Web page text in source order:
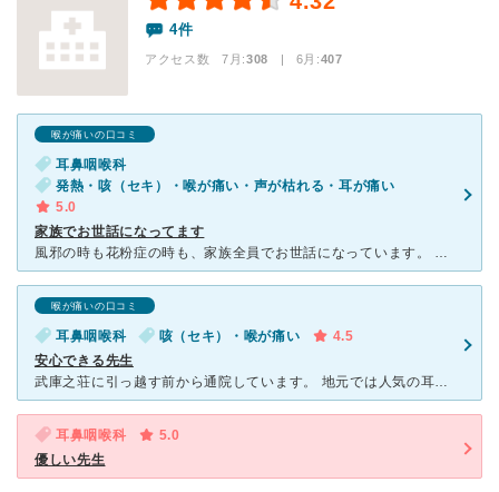
4件
アクセス数 7月:308 | 6月:407
喉が痛いの口コミ
耳鼻咽喉科
発熱・咳（セキ）・喉が痛い・声が枯れる・耳が痛い
5.0
家族でお世話になってます
風邪の時も花粉症の時も、家族全員でお世話になっています。 先生はベテランの方で、無知の私たちがわかるように説明してくださいます。 お薬も合わなければすぐに変えてくださいます。 子供に関しても、ち
喉が痛いの口コミ
耳鼻咽喉科 咳（セキ）・喉が痛い
4.5
安心できる先生
武庫之荘に引っ越す前から通院しています。 地元では人気の耳鼻科で子どもは扁桃腺が弱いので良くみてもらっていました。 以前は自宅から近かったので見てもらっていましたが引っ越ししてからは違う耳鼻科に通
耳鼻咽喉科
5.0
優しい先生